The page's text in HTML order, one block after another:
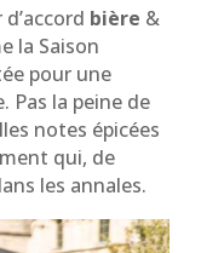
bière &
la Saison
pour une
Pas la peine de
notes épicées
qui, de
les annales.